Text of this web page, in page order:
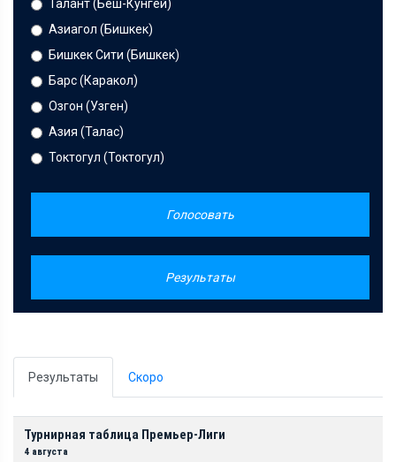
Талант (Беш-Кунгей)
Азиагол (Бишкек)
Бишкек Сити (Бишкек)
Барс (Каракол)
Озгон (Узген)
Азия (Талас)
Токтогул (Токтогул)
Голосовать
Результаты
Результаты Скоро
Турнирная таблица Премьер-Лиги
4 августа